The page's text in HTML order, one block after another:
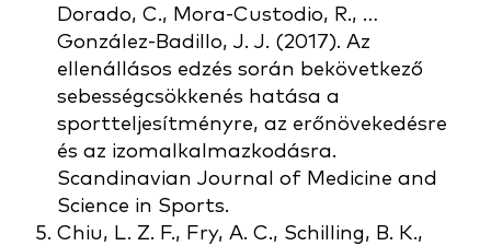
Dorado, C., Mora-Custodio, R., …
González-Badillo, J. J. (2017). Az
ellenállásos edzés során bekövetkező
sebességcsökkenés hatása a
sportteljesítményre, az erőnövekedésre
és az izomalkalmazkodásra.
Scandinavian Journal of Medicine and
Science in Sports.
Chiu, L. Z. F., Fry, A. C., Schilling, B. K.,